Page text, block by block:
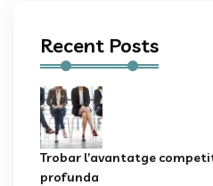
Recent Posts
Trobar l’avantatge
profunda